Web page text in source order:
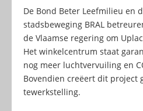
De Bond Beter Leefmilieu en
stadsbeweging BRAL
de Vlaamse regering om
Het winkelcentrum staat
nog meer luchtvervuiling en
Bovendien creëert dit project
tewerkstelling.